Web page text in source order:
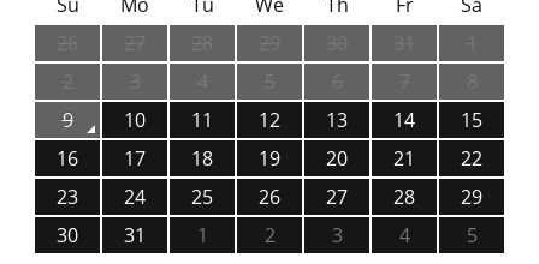
9
10 11 12 13 14
15
16
17 18 19 20 21
22
23
24 25 26 27 28
29
30
31 1 2 3 4
5